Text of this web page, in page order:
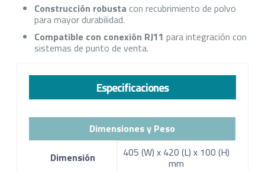
Construcción robusta con recubrimiento de polvo
para mayor durabilidad.
Compatible con conexión RJ11 para integración con
sistemas de punto de venta.
Especificaciones
Dimensiones y Peso
Dimensión 405 (W) x 420 (L) x 100 (H)
mm